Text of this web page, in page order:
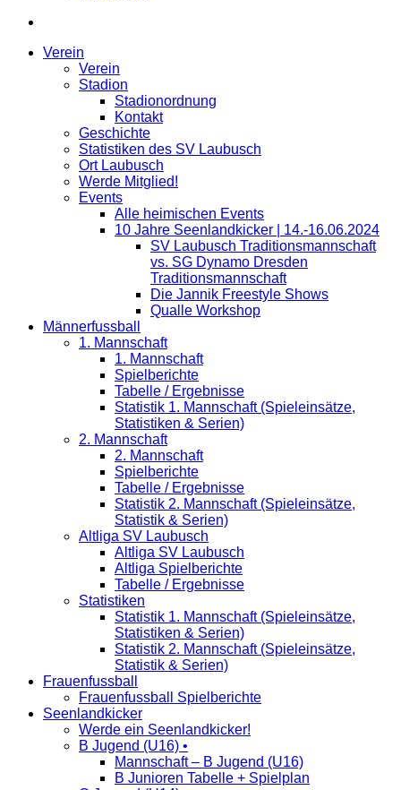
Verein
Verein
Stadion
Stadionordnung
Kontakt
Geschichte
Statistiken des SV Laubusch
Ort Laubusch
Werde Mitglied!
Events
Alle heimischen Events
10 Jahre Seenlandkicker | 14.-16.06.2024
SV Laubusch Traditionsmannschaft
vs. SG Dynamo Dresden
Traditionsmannschaft
Die Jannik Freestyle Shows
Qualle Workshop
Männerfussball
1. Mannschaft
1. Mannschaft
Spielberichte
Tabelle / Ergebnisse
Statistik 1. Mannschaft (Spieleinsätze,
Statistiken & Serien)
2. Mannschaft
2. Mannschaft
Spielberichte
Tabelle / Ergebnisse
Statistik 2. Mannschaft (Spieleinsätze,
Statistik & Serien)
Altliga SV Laubusch
Altliga SV Laubusch
Altliga Spielberichte
Tabelle / Ergebnisse
Statistiken
Statistik 1. Mannschaft (Spieleinsätze,
Statistiken & Serien)
Statistik 2. Mannschaft (Spieleinsätze,
Statistik & Serien)
Frauenfussball
Frauenfussball Spielberichte
Seenlandkicker
Werde ein Seenlandkicker!
B Jugend (U16) •
Mannschaft – B Jugend (U16)
B Junioren Tabelle + Spielplan